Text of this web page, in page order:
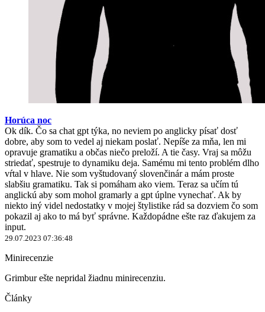
Horúca noc
Ok dík. Čo sa chat gpt týka, no neviem po anglicky písať dosť
dobre, aby som to vedel aj niekam poslať. Nepíše za mňa, len mi
opravuje gramatiku a občas niečo preloží. A tie časy. Vraj sa môžu
striedať, spestruje to dynamiku deja. Samému mi tento problém dlho
vŕtal v hlave. Nie som vyštudovaný slovenčinár a mám proste
slabšiu gramatiku. Tak si pomáham ako viem. Teraz sa učím tú
anglickú aby som mohol gramarly a gpt úplne vynechať. Ak by
niekto iný videl nedostatky v mojej štylistike rád sa dozviem čo som
pokazil aj ako to má byť správne. Každopádne ešte raz ďakujem za
input.
29.07.2023 07:36:48
Minirecenzie
Grimbur ešte nepridal žiadnu minirecenziu.
Články